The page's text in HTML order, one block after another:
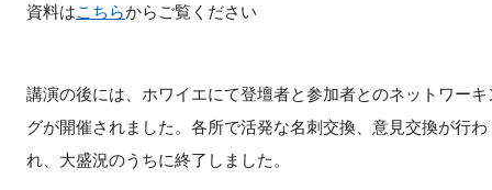
資料はこちらからご覧ください
講演の後には、ホワイエにて登壇者と参加者とのネットワーキ
グが開催されました。各所で活発な名刺交換、意見交換が行わ
れ、大盛況のうちに終了しました。